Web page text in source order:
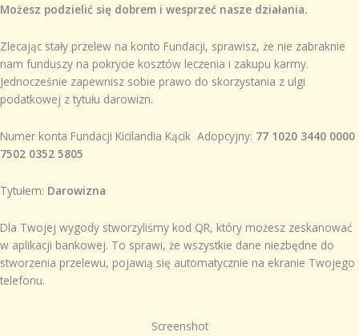
Możesz podzielić się dobrem i wesprzeć nasze działania.
Zlecając stały przelew na konto Fundacji, sprawisz, że nie zabraknie
nam funduszy na pokrycie kosztów leczenia i zakupu karmy.
Jednocześnie zapewnisz sobie prawo do skorzystania z ulgi
podatkowej z tytułu darowizn.
Numer konta Fundacji Kicilandia Kącik Adopcyjny: 77 1020 3440 0000
7502 0352 5805
Tytułem: Darowizna
Dla Twojej wygody stworzyliśmy kod QR, który możesz zeskanować
w aplikacji bankowej. To sprawi, że wszystkie dane niezbędne do
stworzenia przelewu, pojawią się automatycznie na ekranie Twojego
telefonu.
Screenshot